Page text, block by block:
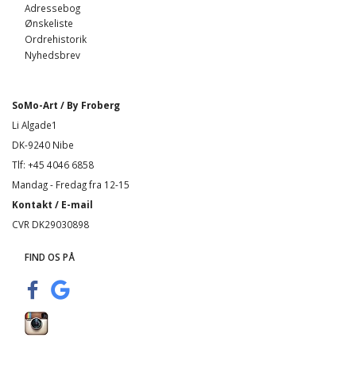
Adressebog
Ønskeliste
Ordrehistorik
Nyhedsbrev
SoMo-Art / By Froberg
Li Algade1
DK-9240 Nibe
Tlf: +45 4046 6858
Mandag - Fredag fra 12-15
Kontakt / E-mail
CVR DK29030898
FIND OS PÅ